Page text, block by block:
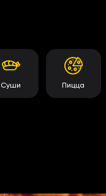
Суши Пицца